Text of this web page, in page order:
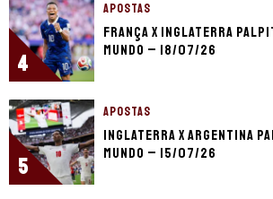
4
APOSTAS
França x Inglaterra
Mundo – 18/07/26
5
APOSTAS
Inglaterra x Argentina
Mundo – 15/07/26